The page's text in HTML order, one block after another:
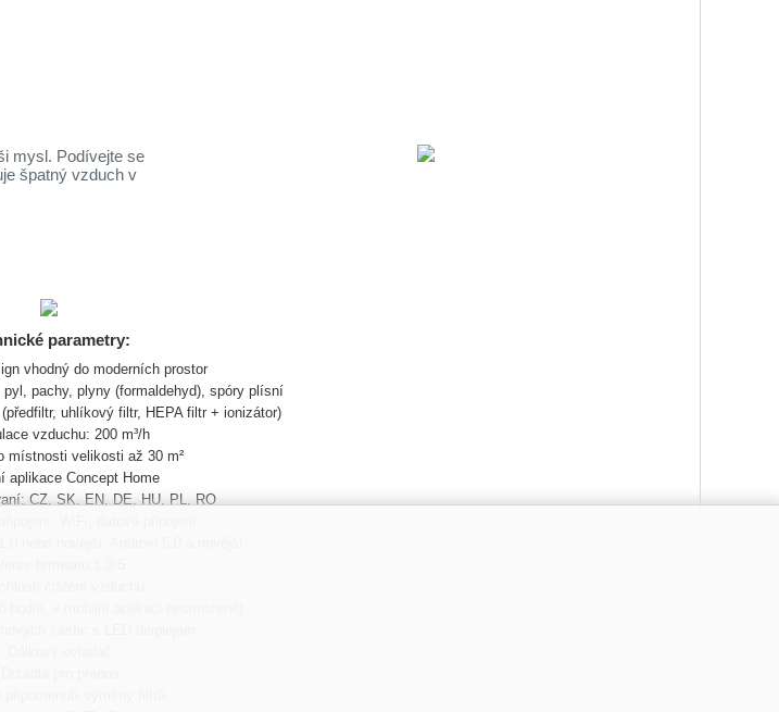
mysl. Podívejte se
špatný vzduch v
parametry:
vhodný do moderních prostor
pachy, plyny (formaldehyd), spóry plísní
uhlíkový filtr, HEPA filtr + ionizátor)
vzduchu: 200 m³/h
místnosti velikosti až 30 m²
aplikace Concept Home
CZ, SK, EN, DE, HU, PL, RO